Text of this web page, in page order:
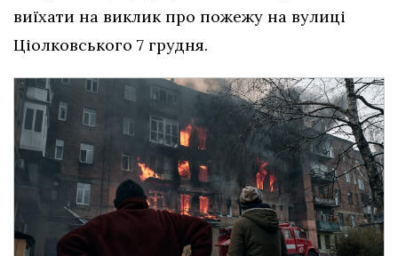
виїхати на виклик про пожежу на вулиці
Ціолковського 7 грудня.